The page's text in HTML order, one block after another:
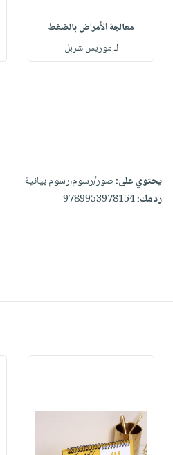
معالجة الأمراض بالضغط
لـ موريس شربل
يحتوي على:صور/رسوم،رسوم بيانية
ردمك:9789953978154